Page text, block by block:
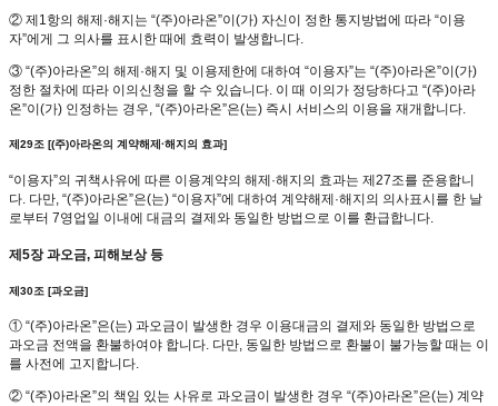
② 제1항의 해제·해지는 “(주)아라온”이(가) 자신이 정한 통지방법에 따라 “이용
자”에게 그 의사를 표시한 때에 효력이 발생합니다.
③ “(주)아라온”의 해제·해지 및 이용제한에 대하여 “이용자”는 “(주)아라온”이(가)
정한 절차에 따라 이의신청을 할 수 있습니다. 이 때 이의가 정당하다고 “(주)아라
온”이(가) 인정하는 경우, “(주)아라온”은(는) 즉시 서비스의 이용을 재개합니다.
제29조 [(주)아라온의 계약해제·해지의 효과]
“이용자”의 귀책사유에 따른 이용계약의 해제·해지의 효과는 제27조를 준용합니
다. 다만, “(주)아라온”은(는) “이용자”에 대하여 계약해제·해지의 의사표시를 한 날
로부터 7영업일 이내에 대금의 결제와 동일한 방법으로 이를 환급합니다.
제5장 과오금, 피해보상 등
제30조 [과오금]
① “(주)아라온”은(는) 과오금이 발생한 경우 이용대금의 결제와 동일한 방법으로
과오금 전액을 환불하여야 합니다. 다만, 동일한 방법으로 환불이 불가능할 때는 이
를 사전에 고지합니다.
② “(주)아라온”의 책임 있는 사유로 과오금이 발생한 경우 “(주)아라온”은(는) 계약